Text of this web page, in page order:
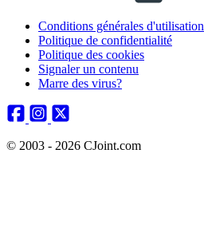
Conditions générales d'utilisation
Politique de confidentialité
Politique des cookies
Signaler un contenu
Marre des virus?
© 2003 - 2026 CJoint.com